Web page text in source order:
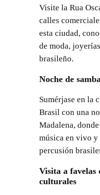
Visite la Rua
calles
esta ciudad,
de moda,
brasileño.
Noche de
Sumérjase en la
Brasil con una
Madalena,
música en vivo
percusión
Visita a favelas
culturales